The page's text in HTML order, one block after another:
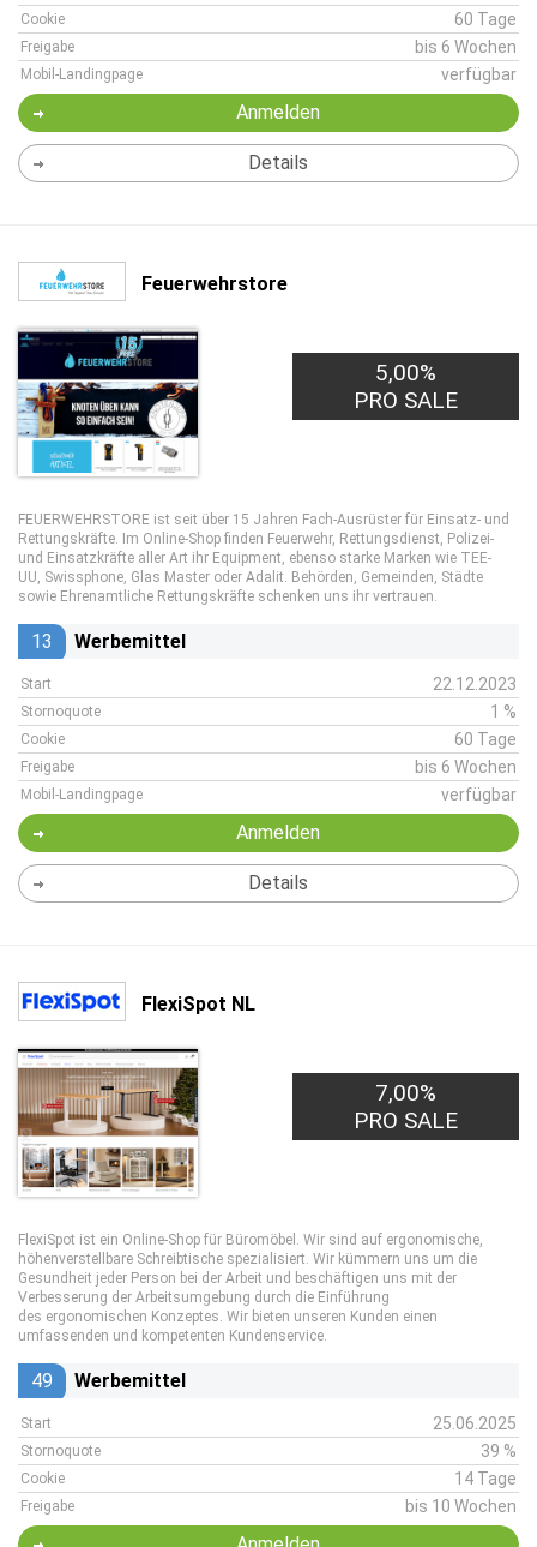
Cookie 60 Tage
Freigabe bis 6 Wochen
Mobil-Landingpage verfügbar
Anmelden
Details
Feuerwehrstore
5,00%
PRO SALE
FEUERWEHRSTORE ist seit über 15 Jahren Fach-Ausrüster für Einsatz- und
Rettungskräfte. Im Online-Shop finden Feuerwehr, Rettungsdienst, Polizei-
und Einsatzkräfte aller Art ihr Equipment, ebenso starke Marken wie TEE-
UU, Swissphone, Glas Master oder Adalit. Behörden, Gemeinden, Städte
sowie Ehrenamtliche Rettungskräfte schenken uns ihr vertrauen.
13 Werbemittel
Start 22.12.2023
Stornoquote 1 %
Cookie 60 Tage
Freigabe bis 6 Wochen
Mobil-Landingpage verfügbar
Anmelden
Details
FlexiSpot NL
7,00%
PRO SALE
FlexiSpot ist ein Online-Shop für Büromöbel. Wir sind auf ergonomische,
höhenverstellbare Schreibtische spezialisiert. Wir kümmern uns um die
Gesundheit jeder Person bei der Arbeit und beschäftigen uns mit der
Verbesserung der Arbeitsumgebung durch die Einführung
des ergonomischen Konzeptes. Wir bieten unseren Kunden einen
umfassenden und kompetenten Kundenservice.
49 Werbemittel
Start 25.06.2025
Stornoquote 39 %
Cookie 14 Tage
Freigabe bis 10 Wochen